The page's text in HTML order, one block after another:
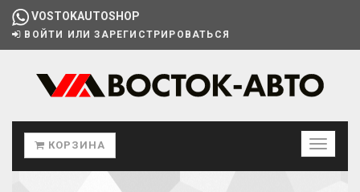
VOSTOKAUTOSHOP
ВОЙТИ ИЛИ ЗАРЕГИСТРИРОВАТЬСЯ
КОРЗИНА